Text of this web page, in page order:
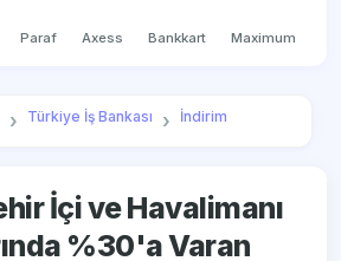
Paraf Axess Bankkart Maximum
Türkiye İş Bankası İndirim
İçi ve Havalimanı
%30'a Varan